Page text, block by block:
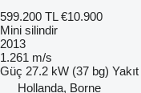
599.200 TL €10.900
Mini silindir
2013
1.261 m/s
Güç 27.2 kW (37 bg) Yakıt
Hollanda, Borne